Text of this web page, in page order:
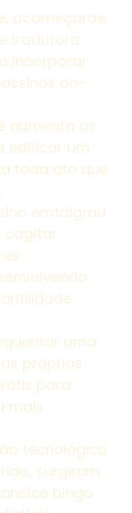
acomeçarde
tradutora
incorporar
on-
aumenta as
edificar um
toda ato que
emtalgrau
cogitar
uma
próprias
para
mais
tecnológica
surgiram
bingo